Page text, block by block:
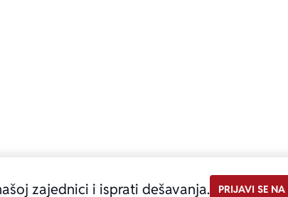
zajednici i isprati dešavanja. PRIJAVI SE NA